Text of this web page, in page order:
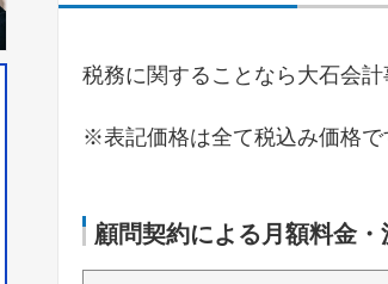
税務に関することなら大石会
※表記価格は全て税込み価格で
顧問契約による月額料金